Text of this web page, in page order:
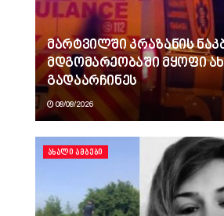
მარტვილში კრაზანის
მდგომარეობაში მყოფი
გადაარჩინეს
08/08/2026
ᲐᲮᲐᲚᲘ ᲐᲛᲑᲔᲑᲘ